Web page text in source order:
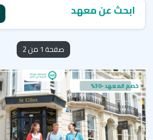
ابحث عن معهد
صفحة 1 من 2
خصم المعهد -30%